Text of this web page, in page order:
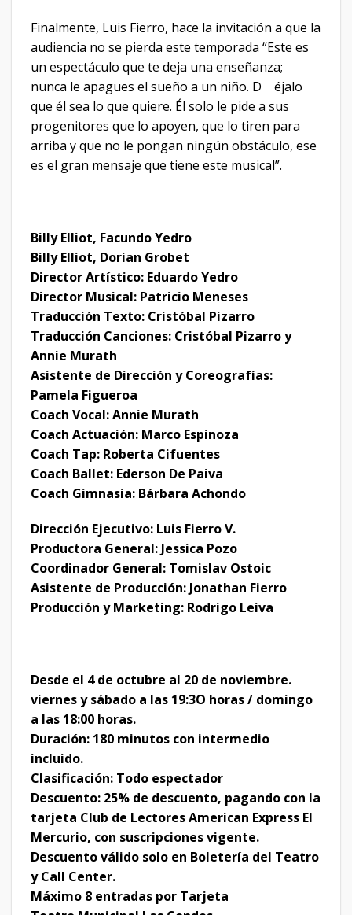
Finalmente, Luis Fierro, hace la invitación a que la
audiencia no se pierda este temporada “Este es
un espectáculo que te deja una enseñanza;
nunca le apagues el sueño a un niño. D éjalo
que él sea lo que quiere. Él solo le pide a sus
progenitores que lo apoyen, que lo tiren para
arriba y que no le pongan ningún obstáculo, ese
es el gran mensaje que tiene este musical”.
Billy Elliot, Facundo Yedro
Billy Elliot, Dorian Grobet
Director Artístico: Eduardo Yedro
Director Musical: Patricio Meneses
Traducción Texto: Cristóbal Pizarro
Traducción Canciones: Cristóbal Pizarro y
Annie Murath
Asistente de Dirección y Coreografías:
Pamela Figueroa
Coach Vocal: Annie Murath
Coach Actuación: Marco Espinoza
Coach Tap: Roberta Cifuentes
Coach Ballet: Ederson De Paiva
Coach Gimnasia: Bárbara Achondo
Dirección Ejecutivo: Luis Fierro V.
Productora General: Jessica Pozo
Coordinador General: Tomislav Ostoic
Asistente de Producción: Jonathan Fierro
Producción y Marketing: Rodrigo Leiva
Desde el 4 de octubre al 20 de noviembre.
viernes y sábado a las 19:3O horas / domingo
a las 18:00 horas.
Duración: 180 minutos con intermedio
incluido.
Clasificación: Todo espectador
Descuento: 25% de descuento, pagando con la
tarjeta Club de Lectores American Express El
Mercurio, con suscripciones vigente.
Descuento válido solo en Boletería del Teatro
y Call Center.
Máximo 8 entradas por Tarjeta